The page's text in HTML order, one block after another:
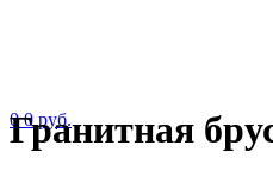
00 руб.
Гранитная